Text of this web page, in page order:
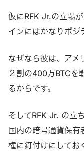
仮にRFK Jr.の立場
インにはかなりポジ
なぜなら彼は、アメ
２割の400万BTCを
るからです。
そしてRFK Jr. の立
国内の暗号通貨保
権に釘付けにしてお